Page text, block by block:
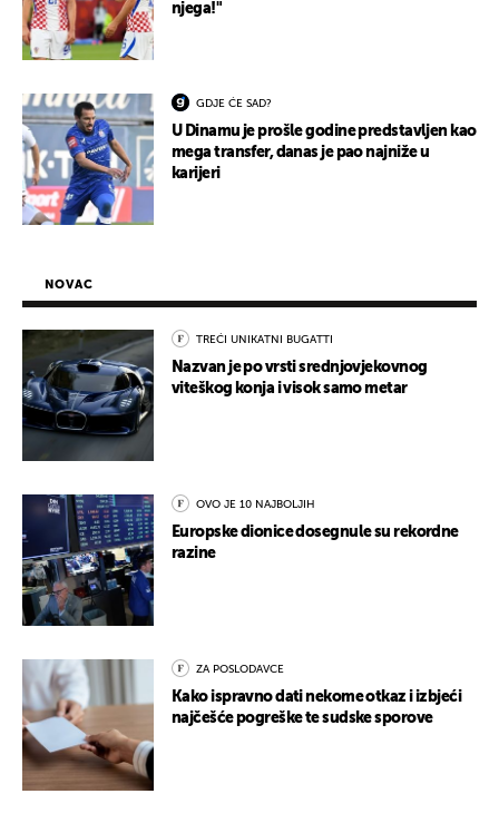
njega!"
GDJE ĆE SAD?
U Dinamu je prošle godine predstavljen kao
mega transfer, danas je pao najniže u
karijeri
NOVAC
TREĆI UNIKATNI BUGATTI
Nazvan je po vrsti srednjovjekovnog
viteškog konja i visok samo metar
OVO JE 10 NAJBOLJIH
Europske dionice dosegnule su rekordne
razine
ZA POSLODAVCE
Kako ispravno dati nekome otkaz i izbjeći
najčešće pogreške te sudske sporove